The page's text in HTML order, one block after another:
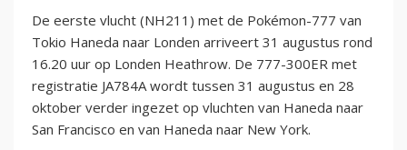
De eerste vlucht (NH211) met de Pokémon-777 van
Tokio Haneda naar Londen arriveert 31 augustus rond
16.20 uur op Londen Heathrow. De 777-300ER met
registratie JA784A wordt tussen 31 augustus en 28
oktober verder ingezet op vluchten van Haneda naar
San Francisco en van Haneda naar New York.